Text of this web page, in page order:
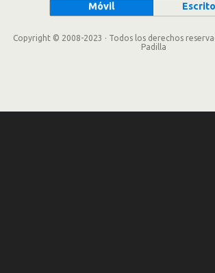
Móvil
Copyright © 2008-2023 · Todos los derechos
Padilla